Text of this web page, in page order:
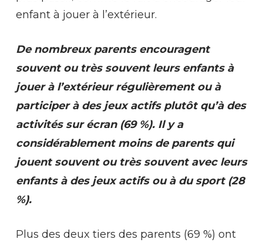
enfant à jouer à l’extérieur.
De nombreux parents encouragent
souvent ou très souvent leurs enfants à
jouer à l’extérieur régulièrement ou à
participer à des jeux actifs plutôt qu’à des
activités sur écran (69 %). Il y a
considérablement moins de parents qui
jouent souvent ou très souvent avec leurs
enfants à des jeux actifs ou à du sport (28
%).
Plus des deux tiers des parents (69 %) ont